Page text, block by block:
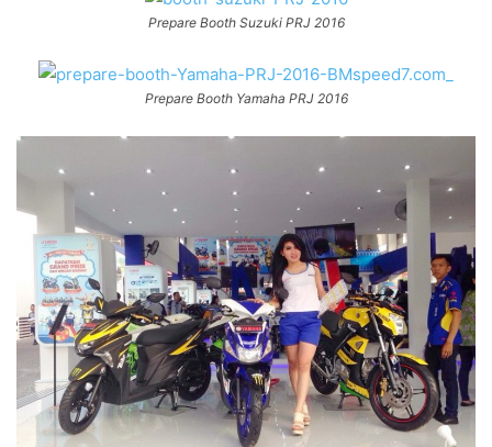
Prepare Booth Suzuki PRJ 2016
Prepare Booth Yamaha PRJ 2016